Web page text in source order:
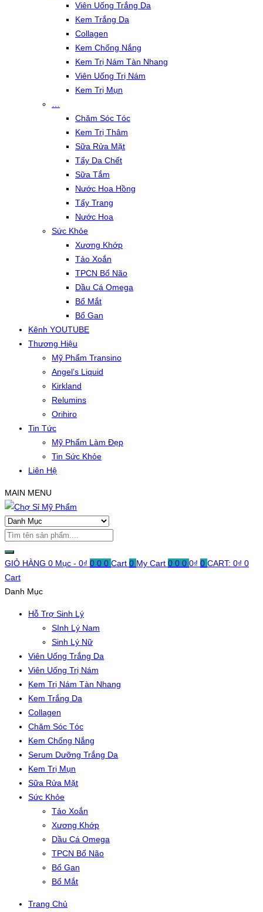
Viên Uống Trắng Da
Kem Trắng Da
Collagen
Kem Chống Nắng
Kem Trị Nám Tàn Nhang
Viên Uống Trị Nám
Kem Trị Mụn
Chăm Sóc Tóc
Kem Trị Thâm
Sữa Rửa Mặt
Tẩy Da Chết
Sữa Tắm
Nước Hoa Hồng
Tẩy Trang
Nước Hoa
Sức Khỏe
Xương Khớp
Tảo Xoắn
TPCN Bổ Não
Dầu Cá Omega
Bổ Mắt
Bổ Gan
Kênh YOUTUBE
Thương Hiệu
Mỹ Phẩm Transino
Angel’s Liquid
Kirkland
Relumins
Orihiro
Tin Tức
Mỹ Phẩm Làm Đẹp
Tin Sức Khỏe
Liên Hệ
MAIN MENU
GIỎ HÀNG 0 Mục - 0₫ 0 0 0 Cart 0 My Cart 0 0 0 0₫ 0 CART: 0₫ 0
Cart
Danh Mục
Hỗ Trợ Sinh Lý
SInh Lý Nam
Sinh Lý Nữ
Viên Uống Trắng Da
Viên Uống Trị Nám
Kem Trị Nám Tàn Nhang
Kem Trắng Da
Collagen
Chăm Sóc Tóc
Kem Chống Nắng
Serum Dưỡng Trắng Da
Kem Trị Mụn
Sữa Rửa Mặt
Sức Khỏe
Tảo Xoắn
Xương Khớp
Dầu Cá Omega
TPCN Bổ Não
Bổ Gan
Bổ Mắt
Trang Chủ